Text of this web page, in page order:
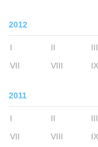
2012
I II III
VII
VIII IX
2011
I II III
VII
VIII IX